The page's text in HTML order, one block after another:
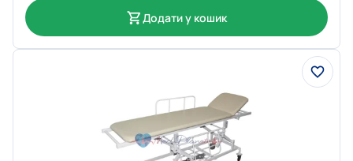
Додати у кошик